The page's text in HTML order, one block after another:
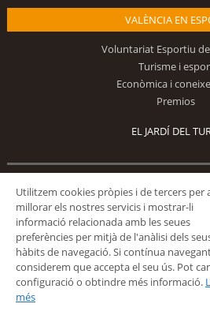
VALÈNCIA EN
Voluntariat Esportiu
Turisme i
Econòmica i
Premios
EL JARDÍ DEL
© 2026 Fundación Deportiva Municipal
Utilitzem cookies pròpies i de tercers per
millorar els nostres servicis i mostrar-li
informació relacionada amb les seues
preferències per mitjà de l'anàlisi dels
hàbits de navegació. Si contínua
considerem que accepta el seu ús. Pot
configuració o obtindre més informació.
més